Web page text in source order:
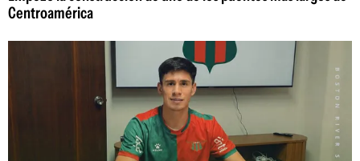
Centroamérica